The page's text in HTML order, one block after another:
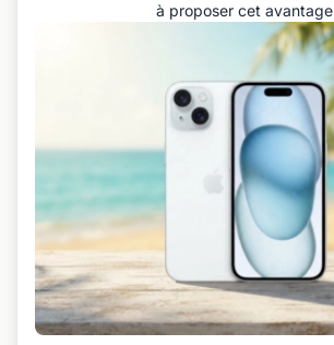
à proposer cet avantage